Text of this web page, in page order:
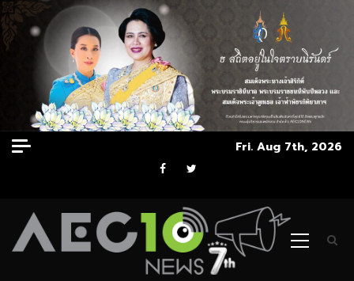
Skip
to
Fri. Aug 7th, 2026
Facebook
Twitter
Primary